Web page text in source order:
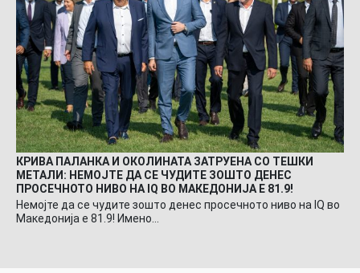
КРИВА ПАЛАНКА И ОКОЛИНАТА ЗАТРУЕНА СО ТЕШКИ
МЕТАЛИ: НЕМОЈТЕ ДА СЕ ЧУДИТЕ ЗОШТО ДЕНЕС
ПРОСЕЧНОТО НИВО НА IQ ВО МАКЕДОНИЈА Е 81.9!
Немојте да се чудите зошто денес просечното ниво на IQ во
Македонија е 81.9! Имено…